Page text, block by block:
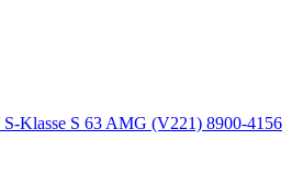
Klasse S 63 AMG (V221) 8900-4156